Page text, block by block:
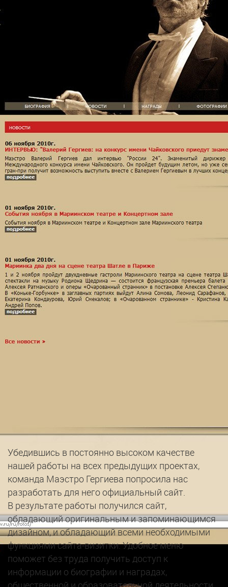
Убедившись в постоянно высоком качестве
нашей работы на всех предыдущих проектах,
команда Маэстро Гергиева попросила нас
разработать для него официальный сайт.
В результате работы получился сайт,
обладающий оригинальным и запоминающимся
дизайном, и обладающий всеми необходимыми
функциями сайта-визитки. Удобное меню
поможет без труда получить доступ к
информации о биографии и наградах,